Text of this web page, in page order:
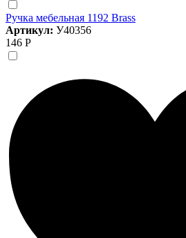
Ручка мебельная 1192 Brass
Артикул: У40356
146 Р